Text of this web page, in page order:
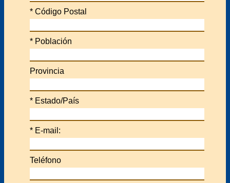
* Código Postal
* Población
Provincia
* Estado/País
* E-mail:
Teléfono